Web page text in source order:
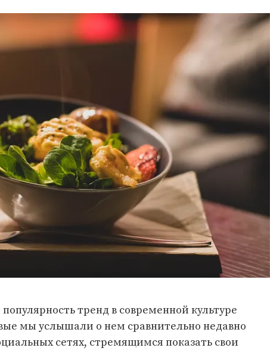
тренд в современной культуре
мы услышали о нем сравнительно недавно
сетях, стремящимся показать свои